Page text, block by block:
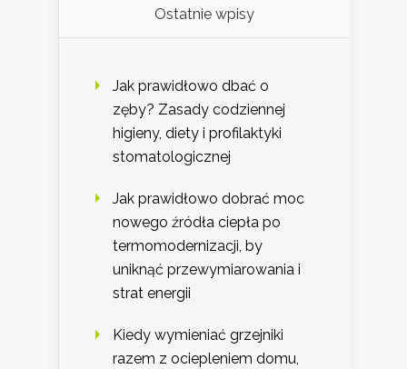
Ostatnie wpisy
Jak prawidłowo dbać o
zęby? Zasady codziennej
higieny, diety i profilaktyki
stomatologicznej
Jak prawidłowo dobrać moc
nowego źródła ciepła po
termomodernizacji, by
uniknąć przewymiarowania i
strat energii
Kiedy wymieniać grzejniki
razem z ociepleniem domu,